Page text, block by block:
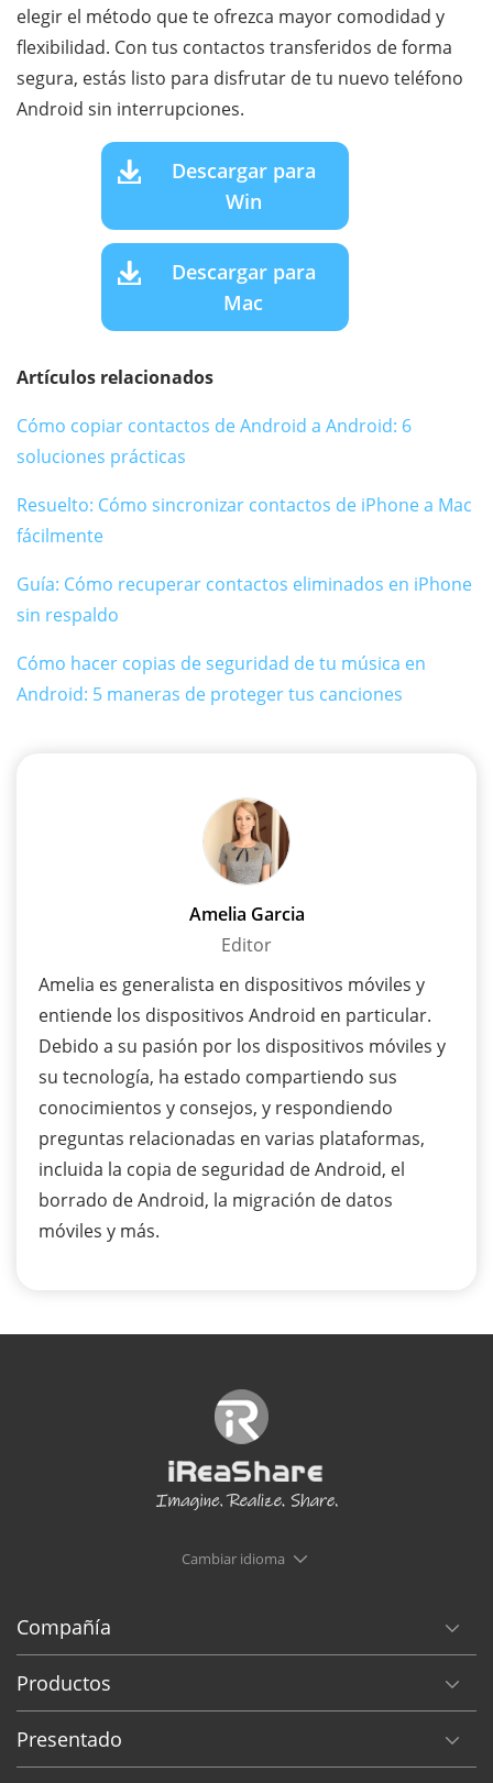
elegir el método que te ofrezca mayor comodidad y
flexibilidad. Con tus contactos transferidos de forma
segura, estás listo para disfrutar de tu nuevo teléfono
Android sin interrupciones.
Descargar para
Win
Descargar para
Mac
Artículos relacionados
Cómo copiar contactos de Android a Android: 6
soluciones prácticas
Resuelto: Cómo sincronizar contactos de iPhone a Mac
fácilmente
Guía: Cómo recuperar contactos eliminados en iPhone
sin respaldo
Cómo hacer copias de seguridad de tu música en
Android: 5 maneras de proteger tus canciones
Amelia Garcia
Editor
Amelia es generalista en dispositivos móviles y
entiende los dispositivos Android en particular.
Debido a su pasión por los dispositivos móviles y
su tecnología, ha estado compartiendo sus
conocimientos y consejos, y respondiendo
preguntas relacionadas en varias plataformas,
incluida la copia de seguridad de Android, el
borrado de Android, la migración de datos
móviles y más.
Cambiar idioma
Compañía
Productos
Presentado